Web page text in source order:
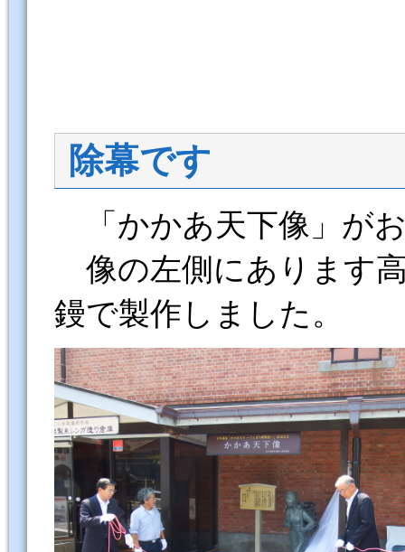
除幕です
「かかあ天下像」が
像の左側にあります
鏝で製作しました。